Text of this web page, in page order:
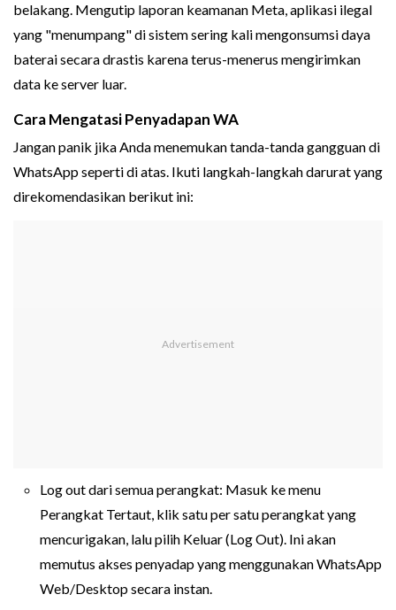
belakang. Mengutip laporan keamanan Meta, aplikasi ilegal
yang "menumpang" di sistem sering kali mengonsumsi daya
baterai secara drastis karena terus-menerus mengirimkan
data ke server luar.
Cara Mengatasi Penyadapan WA
Jangan panik jika Anda menemukan tanda-tanda gangguan di
WhatsApp seperti di atas. Ikuti langkah-langkah darurat yang
direkomendasikan berikut ini:
Log out dari semua perangkat: Masuk ke menu
Perangkat Tertaut, klik satu per satu perangkat yang
mencurigakan, lalu pilih Keluar (Log Out). Ini akan
memutus akses penyadap yang menggunakan WhatsApp
Web/Desktop secara instan.